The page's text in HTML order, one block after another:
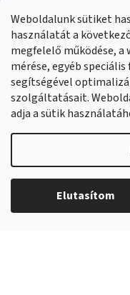
Weboldalunk sütiket
használatát a
megfelelő működése,
mérése, egyéb
segítségével
szolgáltatásait.
adja a sütik
Elutasítom
FacebookHeavenShop.sk
Eredményeink